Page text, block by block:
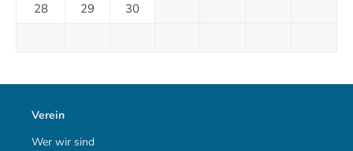
28
29 30
Verein
Wer wir sind